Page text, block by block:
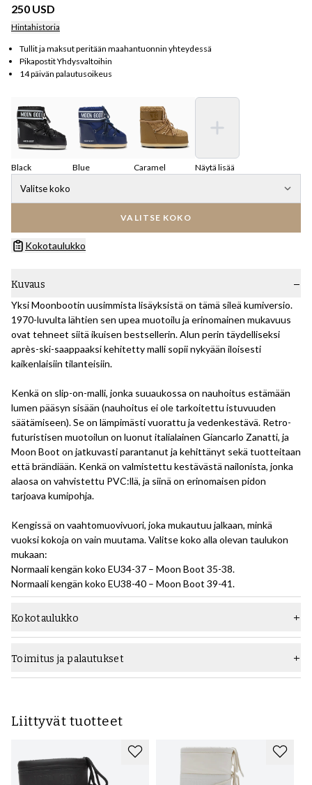
250 USD
Hintahistoria
Tullit ja maksut peritään maahantuonnin yhteydessä
Pikapostit Yhdysvaltoihin
14 päivän palautusoikeus
Black Blue Caramel Näytä lisää
Valitse koko
VALITSE KOKO
Kokotaulukko
Kuvaus
Yksi Moonbootin uusimmista lisäyksistä on tämä sileä kumiversio.
1970-luvulta lähtien sen upea muotoilu ja erinomainen mukavuus
ovat tehneet siitä ikuisen bestsellerin. Alun perin täydelliseksi
après-ski-saappaaksi kehitetty malli sopii nykyään iloisesti
kaikenlaisiin tilanteisiin.
Kenkä on slip-on-malli, jonka suuaukossa on nauhoitus estämään
lumen pääsyn sisään (nauhoitus ei ole tarkoitettu istuvuuden
säätämiseen). Se on lämpimästi vuorattu ja vedenkestävä. Retro-
futuristisen muotoilun on luonut italialainen Giancarlo Zanatti, ja
Moon Boot on jatkuvasti parantanut ja kehittänyt sekä tuotteitaan
että brändiään. Kenkä on valmistettu kestävästä nailonista, jonka
alaosa on vahvistettu PVC:llä, ja siinä on erinomaisen pidon
tarjoava kumipohja.
Kengissä on vaahtomuovivuori, joka mukautuu jalkaan, minkä
vuoksi kokoja on vain muutama. Valitse koko alla olevan taulukon
mukaan:
Normaali kengän koko EU34-37 – Moon Boot 35-38.
Normaali kengän koko EU38-40 – Moon Boot 39-41.
Kokotaulukko
Toimitus ja palautukset
Liittyvät tuotteet